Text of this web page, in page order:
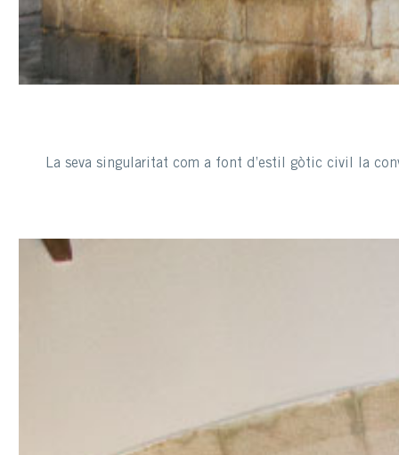
La seva singularitat com a font d’estil gòtic civil la